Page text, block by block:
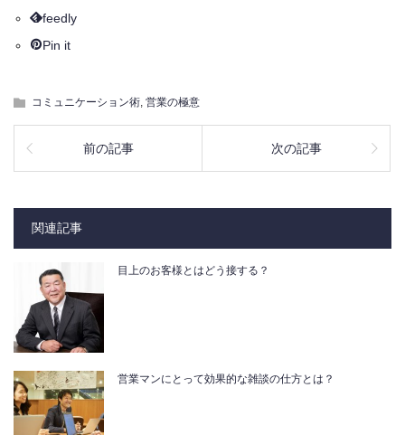
feedly
Pin it
コミュニケーション術, 営業の極意
前の記事 次の記事
関連記事
目上のお客様とはどう接する？
営業マンにとって効果的な雑談の仕方とは？